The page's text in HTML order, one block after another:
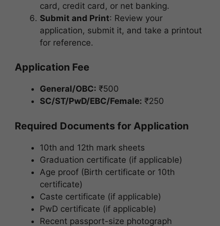
card, credit card, or net banking.
Submit and Print: Review your
application, submit it, and take a printout
for reference.
Application Fee
General/OBC: ₹500
SC/ST/PwD/EBC/Female: ₹250
Required Documents for Application
10th and 12th mark sheets
Graduation certificate (if applicable)
Age proof (Birth certificate or 10th
certificate)
Caste certificate (if applicable)
PwD certificate (if applicable)
Recent passport-size photograph